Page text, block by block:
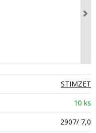
STIMZET
10 ks
2907/ 7,0